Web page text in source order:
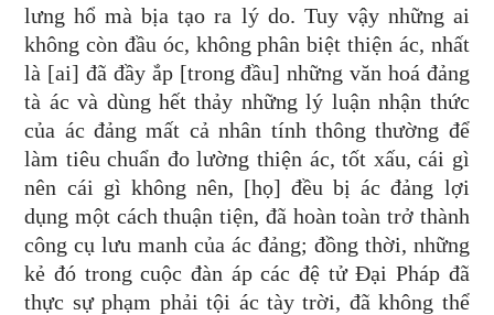
lưng hổ mà bịa tạo ra lý do. Tuy vậy những ai
không còn đầu óc, không phân biệt thiện ác, nhất
là [ai] đã đầy ắp [trong đầu] những văn hoá đảng
tà ác và dùng hết thảy những lý luận nhận thức
của ác đảng mất cả nhân tính thông thường để
làm tiêu chuẩn đo lường thiện ác, tốt xấu, cái gì
nên cái gì không nên, [họ] đều bị ác đảng lợi
dụng một cách thuận tiện, đã hoàn toàn trở thành
công cụ lưu manh của ác đảng; đồng thời, những
kẻ đó trong cuộc đàn áp các đệ tử Đại Pháp đã
thực sự phạm phải tội ác tày trời, đã không thể